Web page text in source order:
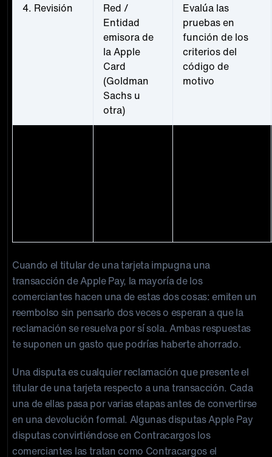
4. Revisión
Red /
Entidad
emisora de
la Apple
Card
(Goldman
Sachs u
otra)
Evalúa las
pruebas en
función de los
criterios del
código de
motivo
Cuando el titular de una tarjeta impugna una
transacción de Apple Pay, la mayoría de los
comerciantes hacen una de estas dos cosas: emiten un
reembolso sin pensarlo dos veces o esperan a que la
reclamación se resuelva por sí sola. Ambas respuestas
te suponen un gasto que podrías haberte ahorrado.
Una disputa es cualquier reclamación que presente el
titular de una tarjeta respecto a una transacción. Cada
una de ellas pasa por varias etapas antes de convertirse
en una devolución formal. Algunas disputas Apple Pay
disputas convirtiéndose en Contracargos los
comerciantes las tratan como Contracargos el